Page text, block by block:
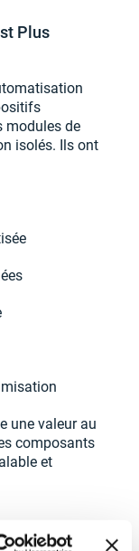
Plus
modules de
isolés. Ils ont
une valeur au
composants
et